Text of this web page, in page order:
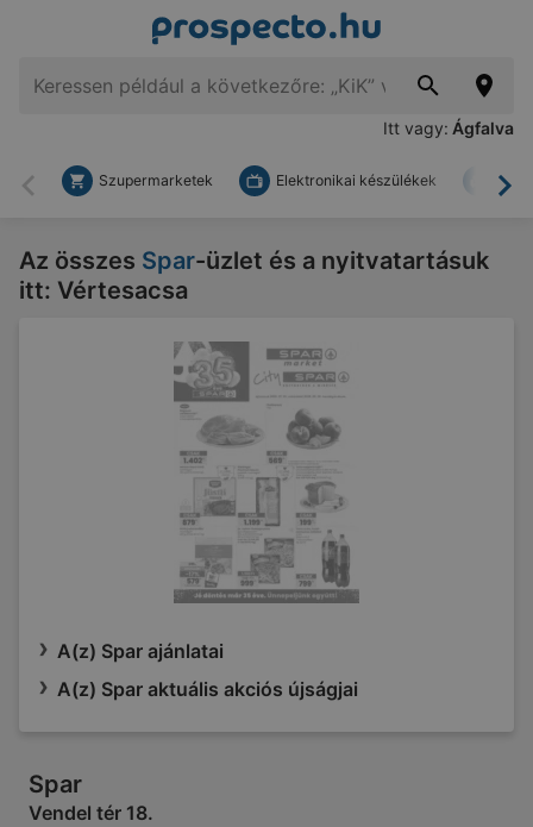
Itt vagy: Ágfalva
Vissza
Szupermarketek Elektronikai készülékek
Az összes Spar-üzlet és a nyitvatartásuk
itt: Vértesacsa
A(z) Spar ajánlatai
A(z) Spar aktuális akciós újságjai
Spar
Vendel tér 18.